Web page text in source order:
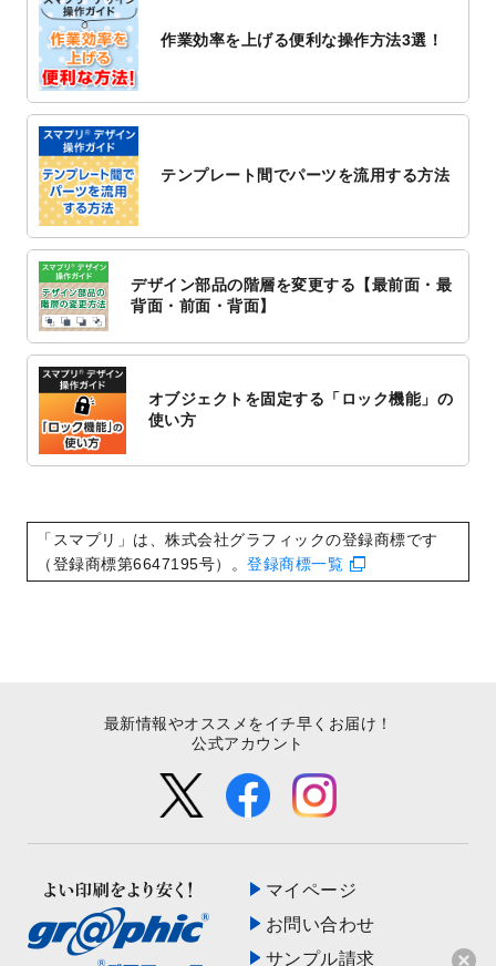
2022/10/26
レートを追加しました。
2022/10/26
追加しました。
2022/10/20
2022/10/14
年賀ポスターのデザインテンプレートを公
2022/10/6
チラシ作成からポスティング配布注文まで
2022/10/1
2023年版1月始まりのカレンダーデザイン
2022/9/21
コンサートのチラシデザインテンプレート
2022/9/5
年賀状のデザインテンプレート
2022/9/5
喪中はがきのデザインテンプレートを公開
2022/8/24
印刷用データの解像度
を引き上げまし
た！
作業効率を上げる便利な操作方法3選！
テンプレート間でパーツを流用する方法
デザイン部品の階層を変更する【最前面・最
背面・前面・背面】
オブジェクトを固定する「ロック機能」の
使い方
「スマプリ」は、株式会社グラフィックの登録商標です
（登録商標第6647195号）。 登録商標一覧
マイページ
お問い合わせ
サンプル請求
最新情報やオススメをイチ早くお届け！
公式アカウント